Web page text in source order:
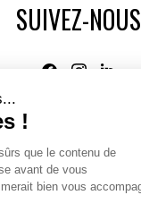
SUIVEZ-NOUS